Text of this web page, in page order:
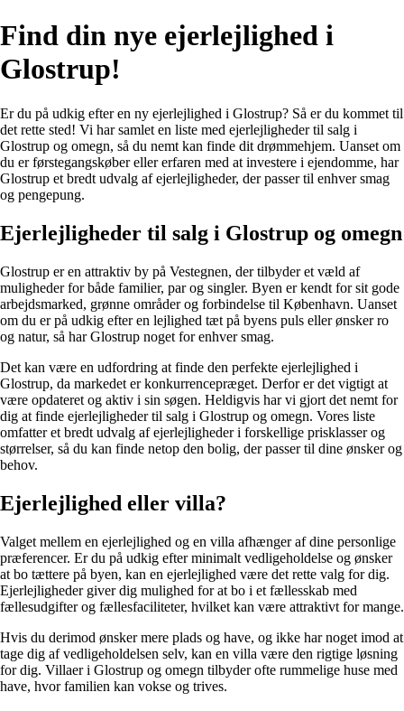
Find din nye ejerlejlighed i
Glostrup!
Er du på udkig efter en ny ejerlejlighed i Glostrup? Så er du kommet til
det rette sted! Vi har samlet en liste med ejerlejligheder til salg i
Glostrup og omegn, så du nemt kan finde dit drømmehjem. Uanset om
du er førstegangskøber eller erfaren med at investere i ejendomme, har
Glostrup et bredt udvalg af ejerlejligheder, der passer til enhver smag
og pengepung.
Ejerlejligheder til salg i Glostrup og omegn
Glostrup er en attraktiv by på Vestegnen, der tilbyder et væld af
muligheder for både familier, par og singler. Byen er kendt for sit gode
arbejdsmarked, grønne områder og forbindelse til København. Uanset
om du er på udkig efter en lejlighed tæt på byens puls eller ønsker ro
og natur, så har Glostrup noget for enhver smag.
Det kan være en udfordring at finde den perfekte ejerlejlighed i
Glostrup, da markedet er konkurrencepræget. Derfor er det vigtigt at
være opdateret og aktiv i sin søgen. Heldigvis har vi gjort det nemt for
dig at finde ejerlejligheder til salg i Glostrup og omegn. Vores liste
omfatter et bredt udvalg af ejerlejligheder i forskellige prisklasser og
størrelser, så du kan finde netop den bolig, der passer til dine ønsker og
behov.
Ejerlejlighed eller villa?
Valget mellem en ejerlejlighed og en villa afhænger af dine personlige
præferencer. Er du på udkig efter minimalt vedligeholdelse og ønsker
at bo tættere på byen, kan en ejerlejlighed være det rette valg for dig.
Ejerlejligheder giver dig mulighed for at bo i et fællesskab med
fællesudgifter og fællesfaciliteter, hvilket kan være attraktivt for mange.
Hvis du derimod ønsker mere plads og have, og ikke har noget imod at
tage dig af vedligeholdelsen selv, kan en villa være den rigtige løsning
for dig. Villaer i Glostrup og omegn tilbyder ofte rummelige huse med
have, hvor familien kan vokse og trives.